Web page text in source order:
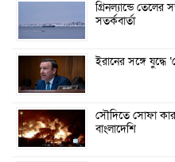
গ্রিনল্যান্ডে তেলের
সতর্কবার্তা
ইরানের সঙ্গে যুদ্ধে
সৌদিতে সোফা
বাংলাদেশি